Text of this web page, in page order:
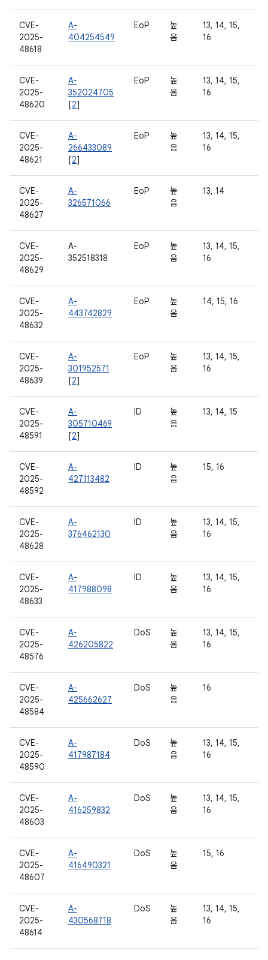
CVE-
2025-
48618
A-
404254549
EoP
높
음
13, 14, 15,
16
CVE-
2025-
48620
A-
352024705
[2]
EoP
높
음
13, 14, 15,
16
CVE-
2025-
48621
A-
266433089
[2]
EoP
높
음
13, 14, 15,
16
CVE-
2025-
48627
A-
326571066
EoP
높
음
13, 14
CVE-
2025-
48629
A-
352518318
EoP
높
음
13, 14, 15,
16
CVE-
2025-
48632
A-
443742829
EoP
높
음
14, 15, 16
CVE-
2025-
48639
A-
301952571
[2]
EoP
높
음
13, 14, 15,
16
CVE-
2025-
48591
A-
305710469
[2]
ID
높
음
13, 14, 15
CVE-
2025-
48592
A-
427113482
ID
높
음
15, 16
CVE-
2025-
48628
A-
376462130
ID
높
음
13, 14, 15,
16
CVE-
2025-
48633
A-
417988098
ID
높
음
13, 14, 15,
16
CVE-
2025-
48576
A-
426205822
DoS
높
음
13, 14, 15,
16
CVE-
2025-
48584
A-
425662627
DoS
높
음
16
CVE-
2025-
48590
A-
417987184
DoS
높
음
13, 14, 15,
16
CVE-
2025-
48603
A-
416259832
DoS
높
음
13, 14, 15,
16
CVE-
2025-
48607
A-
416490321
DoS
높
음
15, 16
CVE-
2025-
48614
A-
430568718
DoS
높
음
13, 14, 15,
16